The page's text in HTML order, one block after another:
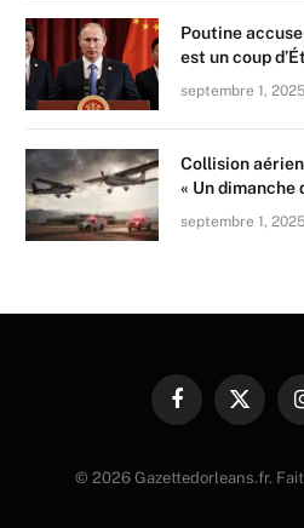
Poutine
est un coup
septembre 1, 2025
Collision
« Un dimanche
septembre 1, 2025
FacebookX
© 2026 Gazettedorleans.fr.